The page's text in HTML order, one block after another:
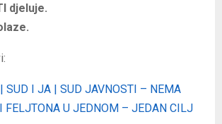
djeluje.
SUD I JA | SUD JAVNOSTI – NEMA
FELJTONA U JEDNOM – JEDAN CILJ